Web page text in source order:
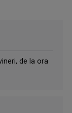
de la ora